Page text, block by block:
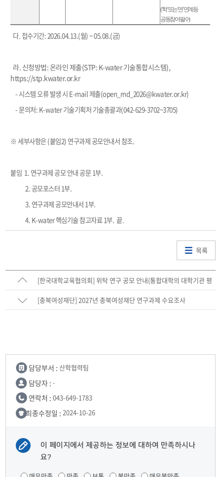
(‘학’또는‘연’연계 등
공동참여 필수)
다. 접수기간: 2026.04.13.(월) ~ 05.08.(금)
라. 신청방법: 온라인 제출(STP: K-water 기술통합시스템),
https://stp.kwater.or.kr
- 시스템 오류 발생 시 E-mail 제출(open_rnd_2026@kwater.or.kr)
- 문의처: K-water 기술기획처 기술총괄과(042-629-3702~3705)
※ 세부사항은 (붙임2) 연구과제 공모안내서 참조.
붙임 1. 연구과제 공모 안내 공문 1부.
2. 공모포스터 1부.
3. 연구과제 공모안내서 1부.
4. K-water 핵심기술 참고자료 1부. 끝.
목록
[한국대학교육협의회] 위탁 연구 공모 안내(통합대학의 대학기관 평
가인증 평가 모형 및 기준 개발 연구)
[충북여성재단] 2027년 충북여성재단 연구과제 수요조사
담당부서 : 산학협력팀
담당자 : -
연락처 : 043-649-1783
최종수정일 : 2024-10-26
이 페이지에서 제공하는 정보에 대하여 만족하시나
요?